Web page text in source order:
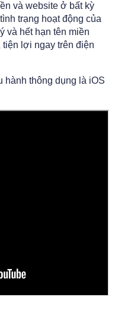
và website ở bất kỳ
trạng hoạt động của
và hết hạn tên miền
tiện lợi ngay trên điện
hành thông dụng là iOS